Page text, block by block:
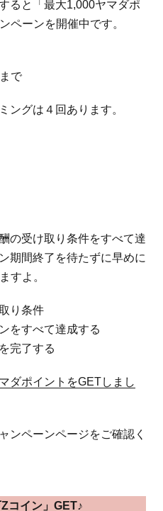
ると「最大1,000ヤマダポ
ペーンを開催中です。
で
ングは４回あります。
の受け取り条件をすべて達
期間終了を待たずに早めに
すよ。
り条件
をすべて達成する
完了する
ダポイントをGETしまし
ンペーンページをご確認く
コイン」GET♪